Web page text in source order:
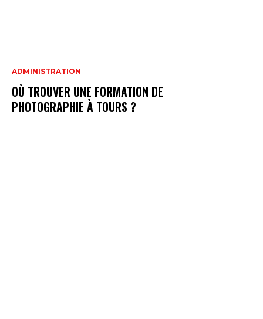
ADMINISTRATION
OÙ TROUVER UNE FORMATION DE
PHOTOGRAPHIE À TOURS ?